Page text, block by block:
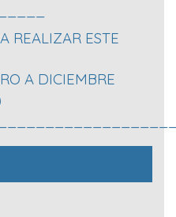
REALIZAR ESTE
A DICIEMBRE